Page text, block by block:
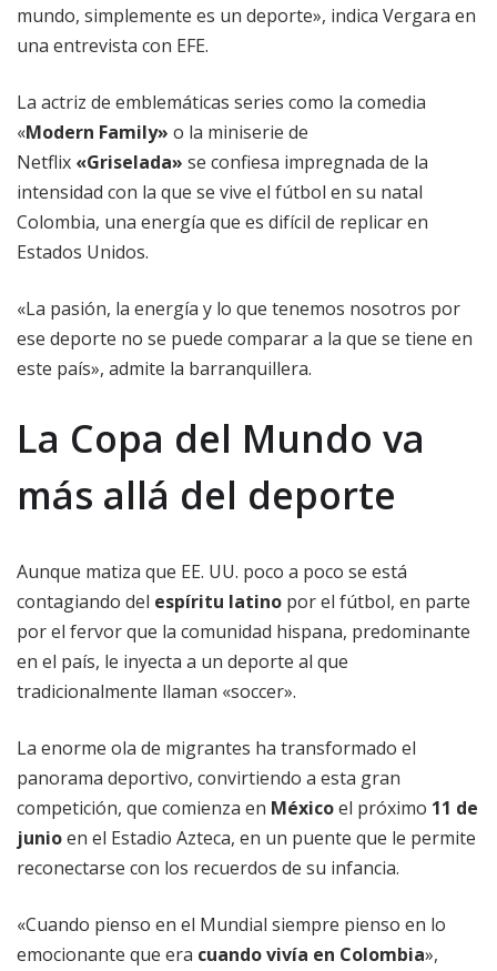
mundo, simplemente es un deporte», indica Vergara en
una entrevista con EFE.
La actriz de emblemáticas series como la comedia
«Modern Family» o la miniserie de
Netflix «Griselada» se confiesa impregnada de la
intensidad con la que se vive el fútbol en su natal
Colombia, una energía que es difícil de replicar en
Estados Unidos.
«La pasión, la energía y lo que tenemos nosotros por
ese deporte no se puede comparar a la que se tiene en
este país», admite la barranquillera.
La Copa del Mundo va
más allá del deporte
Aunque matiza que EE. UU. poco a poco se está
contagiando del espíritu latino por el fútbol, en parte
por el fervor que la comunidad hispana, predominante
en el país, le inyecta a un deporte al que
tradicionalmente llaman «soccer».
La enorme ola de migrantes ha transformado el
panorama deportivo, convirtiendo a esta gran
competición, que comienza en Méxicoel próximo 11 de
junioen el Estadio Azteca, en un puente que le permite
reconectarse con los recuerdos de su infancia.
«Cuando pienso en el Mundial siempre pienso en lo
emocionante que era cuando vivía en Colombia»,